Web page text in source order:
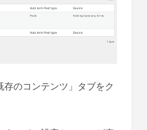
のコンテンツ」タブをク